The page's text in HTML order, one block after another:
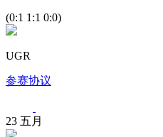
(0:1 1:1 0:0)
UGR
参赛协议
23 五月